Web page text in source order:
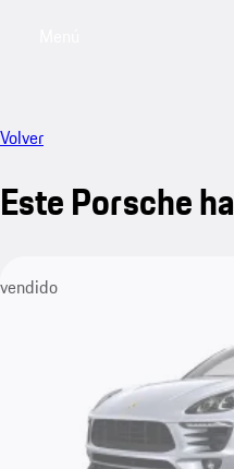
Volver
Este Porsche
vendido